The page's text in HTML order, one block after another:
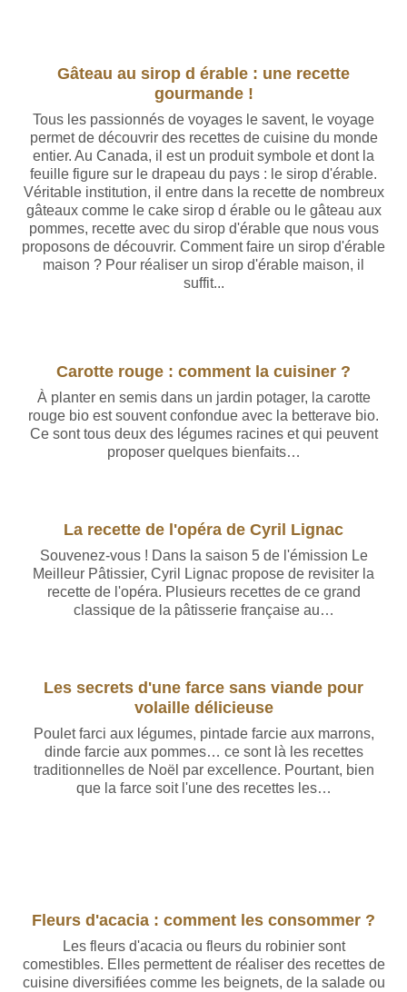
Gâteau au sirop d érable : une recette
gourmande !
Tous les passionnés de voyages le savent, le voyage
permet de découvrir des recettes de cuisine du monde
entier. Au Canada, il est un produit symbole et dont la
feuille figure sur le drapeau du pays : le sirop d'érable.
Véritable institution, il entre dans la recette de nombreux
gâteaux comme le cake sirop d érable ou le gâteau aux
pommes, recette avec du sirop d'érable que nous vous
proposons de découvrir. Comment faire un sirop d'érable
maison ? Pour réaliser un sirop d'érable maison, il
suffit...
Carotte rouge : comment la cuisiner ?
À planter en semis dans un jardin potager, la carotte
rouge bio est souvent confondue avec la betterave bio.
Ce sont tous deux des légumes racines et qui peuvent
proposer quelques bienfaits…
La recette de l'opéra de Cyril Lignac
Souvenez-vous ! Dans la saison 5 de l'émission Le
Meilleur Pâtissier, Cyril Lignac propose de revisiter la
recette de l'opéra. Plusieurs recettes de ce grand
classique de la pâtisserie française au…
Les secrets d'une farce sans viande pour
volaille délicieuse
Poulet farci aux légumes, pintade farcie aux marrons,
dinde farcie aux pommes… ce sont là les recettes
traditionnelles de Noël par excellence. Pourtant, bien
que la farce soit l'une des recettes les…
Fleurs d'acacia : comment les consommer ?
Les fleurs d'acacia ou fleurs du robinier sont
comestibles. Elles permettent de réaliser des recettes de
cuisine diversifiées comme les beignets, de la salade ou